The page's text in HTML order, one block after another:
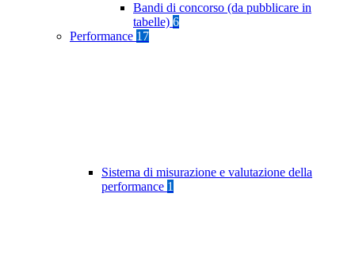
Bandi di concorso (da pubblicare in
tabelle) 6
Performance 17
Sistema di misurazione e valutazione della
performance 1